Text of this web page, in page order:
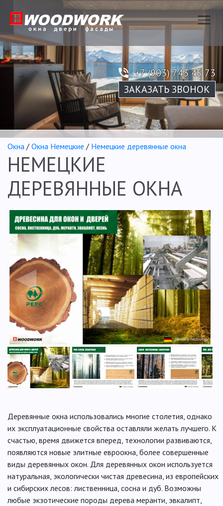
+7 (903) 743 45 73
ЗАКАЗАТЬ ЗВОНОК
Окна / Окна Немецкие / Немецкие деревянные окна
НЕМЕЦКИЕ
ДЕРЕВЯННЫЕ ОКНА
▶
◀
Деревянные окна использовались многие столетия, однако
их эксплуатационные свойства оставляли желать лучшего. К
счастью, время движется вперед, технологии развиваются,
появляются новые элитные евроокна, более совершенные
виды деревянных окон. Для деревянных окон используется
натуральная, экологически чистая древесина, из европейских
и сибирских лесов: лиственница, сосна и дуб. Возможны
любые экзотические породы дерева меранти, эвкалипт,